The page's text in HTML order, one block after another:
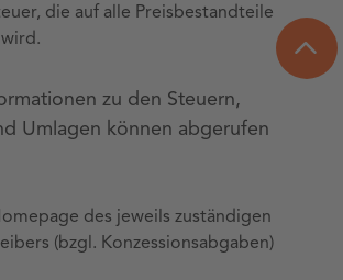
die auf alle Preisbestandteile
zu den Steuern,
Umlagen können abgerufen
des jeweils zuständigen
(bzgl. Konzessionsabgaben)